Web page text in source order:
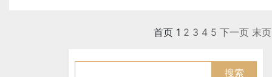
首页 1 2 3 4 5 下一页 末页